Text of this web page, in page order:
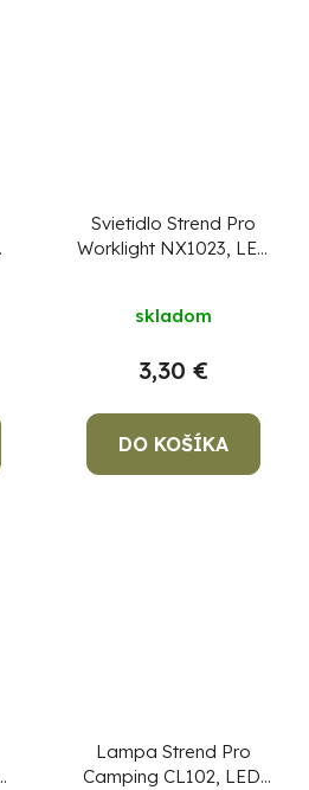
Svietidlo Strend Pro
Worklight NX1023, LED
Sellbox 12 ksCENA ZA
!
skladom
3,30 €
DO KOŠÍKA
Lampa Strend Pro
Camping CL102, LED,